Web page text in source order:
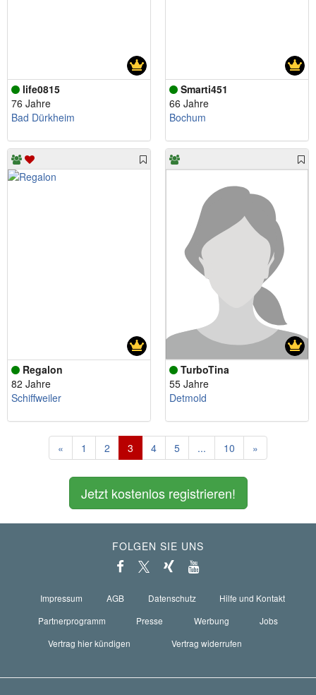
life0815
76 Jahre
Bad Dürkheim
Smarti451
66 Jahre
Bochum
Regalon
82 Jahre
Schiffweiler
TurboTina
55 Jahre
Detmold
« 1 2 3 4 5 ... 10 »
Jetzt kostenlos registrieren!
FOLGEN SIE UNS
Impressum AGB Datenschutz
Hilfe und Kontakt
Partnerprogramm
Presse Werbung
Jobs
Vertrag hier kündigen
Vertrag widerrufen